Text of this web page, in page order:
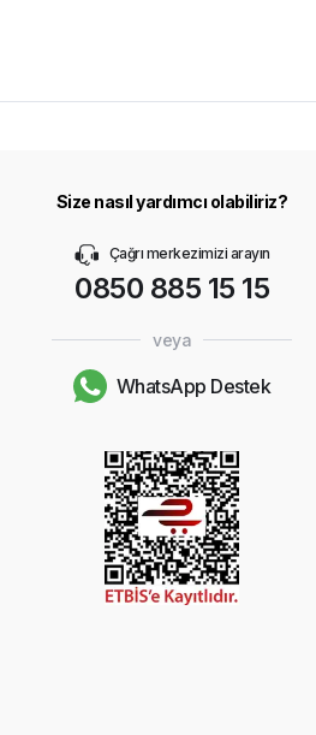
Size nasıl yardımcı olabiliriz?
Çağrı merkezimizi arayın
0850 885 15 15
veya
WhatsApp Destek